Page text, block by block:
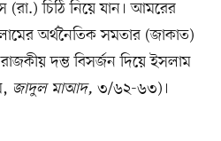
চিঠি নিয়ে যান। আমরের
অর্থনৈতিক সমতার (জাকাত)
দম্ভ বিসর্জন দিয়ে ইসলাম
জাদুল মাআদ, ৩/৬২-৬৩)।